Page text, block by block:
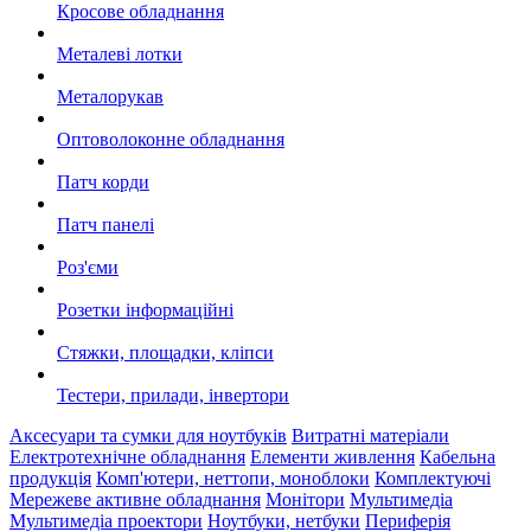
Кросове обладнання
Металеві лотки
Металорукав
Оптоволоконне обладнання
Патч корди
Патч панелі
Роз'єми
Розетки інформаційні
Стяжки, площадки, кліпси
Тестери, прилади, інвертори
Аксесуари та сумки для ноутбуків Витратні матеріали
Електротехнічне обладнання Елементи живлення Кабельна
продукція Комп'ютери, неттопи, моноблоки Комплектуючі
Мережеве активне обладнання Монітори Мультимедіа
Мультимедіа проектори Ноутбуки, нетбуки Периферія